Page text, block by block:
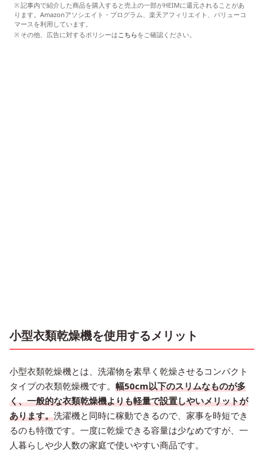
記事内で紹介した商品を購入すると売上の一部がHEIMに還元されることがあ
ります。Amazonアソシエイト・プログラム、楽天アフィリエイト、バリューコ
マースを利用しています。
その他、広告に対するポリシーはこちらをご確認ください。
小型衣類乾燥機を使用するメリット
小型衣類乾燥機とは、洗濯物を素早く乾燥させるコンパクト
タイプの衣類乾燥機です。 幅50cm以下のスリムなものが多
く、一般的な衣類乾燥機よりも軽量で設置しやいメリットが
あります。洗濯機と同時に稼動できるので、家事を時短でき
るのも特徴です。一度に乾燥できる容量は少なめですが、一
人暮らしや少人数の家庭で使いやすい商品です。